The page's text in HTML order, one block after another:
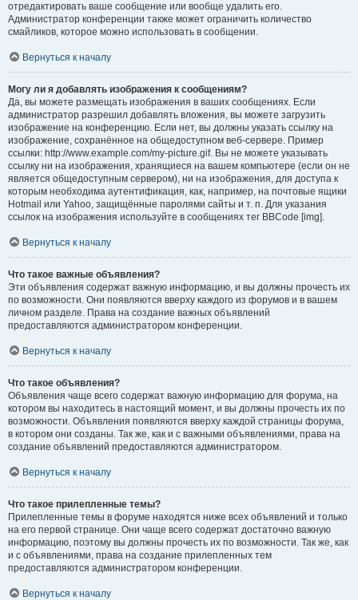
отредактировать ваше сообщение или вообще удалить его.
Администратор конференции также может ограничить количество
смайликов, которое можно использовать в сообщении.
Вернуться к началу
Могу ли я добавлять изображения к сообщениям?
Да, вы можете размещать изображения в ваших сообщениях. Если
администратор разрешил добавлять вложения, вы можете загрузить
изображение на конференцию. Если нет, вы должны указать ссылку на
изображение, сохранённое на общедоступном веб-сервере. Пример
ссылки: http://www.example.com/my-picture.gif. Вы не можете указывать
ссылку ни на изображения, хранящиеся на вашем компьютере (если он не
является общедоступным сервером), ни на изображения, для доступа к
которым необходима аутентификация, как, например, на почтовые ящики
Hotmail или Yahoo, защищённые паролями сайты и т. п. Для указания
ссылок на изображения используйте в сообщениях тег BBCode [img].
Вернуться к началу
Что такое важные объявления?
Эти объявления содержат важную информацию, и вы должны прочесть их
по возможности. Они появляются вверху каждого из форумов и в вашем
личном разделе. Права на создание важных объявлений
предоставляются администратором конференции.
Вернуться к началу
Что такое объявления?
Объявления чаще всего содержат важную информацию для форума, на
котором вы находитесь в настоящий момент, и вы должны прочесть их по
возможности. Объявления появляются вверху каждой страницы форума,
в котором они созданы. Так же, как и с важными объявлениями, права на
создание объявлений предоставляются администратором.
Вернуться к началу
Что такое прилепленные темы?
Прилепленные темы в форуме находятся ниже всех объявлений и только
на его первой странице. Они чаще всего содержат достаточно важную
информацию, поэтому вы должны прочесть их по возможности. Так же, как
и с объявлениями, права на создание прилепленных тем
предоставляются администратором конференции.
Вернуться к началу